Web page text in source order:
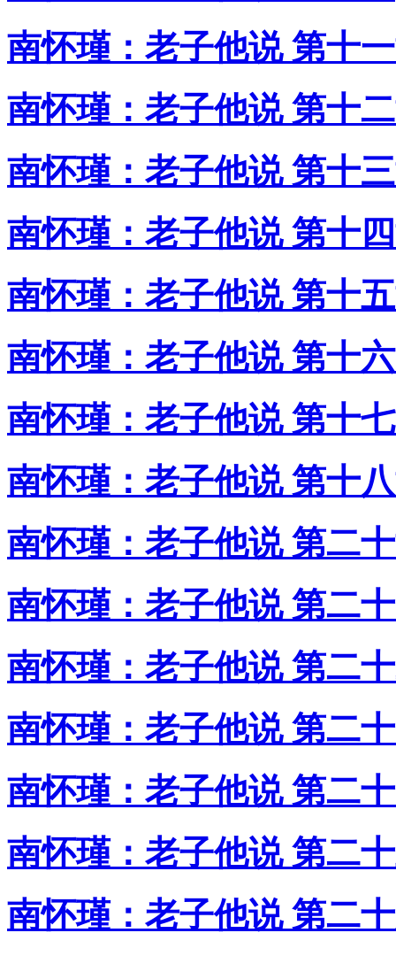
南怀瑾：老子他说 第十
南怀瑾：老子他说 第十
南怀瑾：老子他说 第十
南怀瑾：老子他说 第十
南怀瑾：老子他说 第十
南怀瑾：老子他说 第十
南怀瑾：老子他说 第十
南怀瑾：老子他说 第十
南怀瑾：老子他说 第二
南怀瑾：老子他说 第二
南怀瑾：老子他说 第二
南怀瑾：老子他说 第二
南怀瑾：老子他说 第二
南怀瑾：老子他说 第二
南怀瑾：老子他说 第二